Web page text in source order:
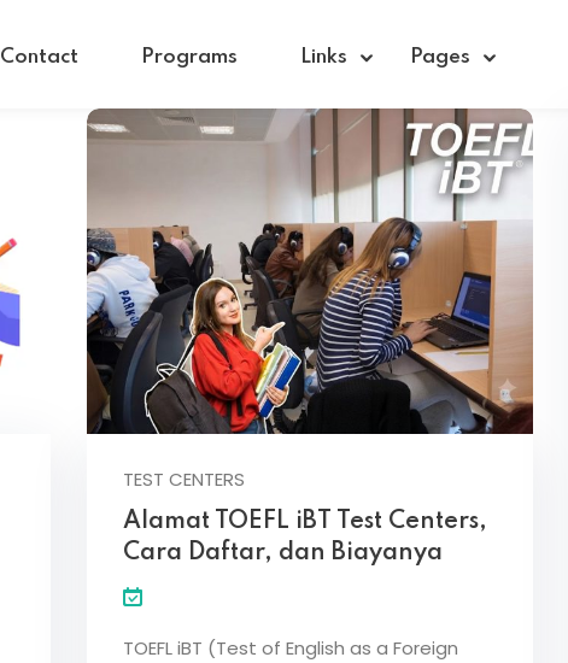
Contact Programs Links Pages
TEST CENTERS
Alamat TOEFL iBT Test Centers,
Cara Daftar, dan Biayanya
TOEFL iBT (Test of English as a Foreign
Sign in
Don’t have an account?Sign up